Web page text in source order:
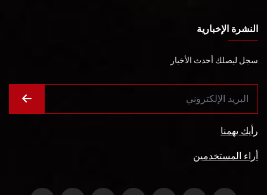
النشرة الإخبارية
سجل ليصلك أحدث الأخبار
رأيك يهمنا
أراء المستخدمين